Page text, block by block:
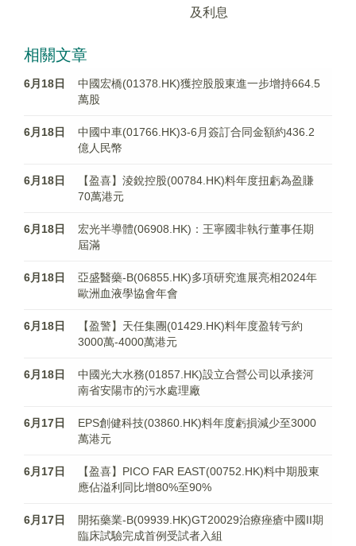
及利息
相關文章
6月18日
中國宏橋(01378.HK)獲控股股東進一步增持664.5
萬股
6月18日
中國中車(01766.HK)3-6月簽訂合同金額約436.2
億人民幣
6月18日
【盈喜】淩銳控股(00784.HK)料年度扭虧為盈賺
70萬港元
6月18日
宏光半導體(06908.HK)：王寧國非執行董事任期
屆滿
6月18日
亞盛醫藥-B(06855.HK)多項研究進展亮相2024年
歐洲血液學協會年會
6月18日
【盈警】天任集團(01429.HK)料年度盈转亏約
3000萬-4000萬港元
6月18日
中國光大水務(01857.HK)設立合營公司以承接河
南省安陽市的污水處理廠
6月17日
EPS創健科技(03860.HK)料年度虧損減少至3000
萬港元
6月17日
【盈喜】PICO FAR EAST(00752.HK)料中期股東
應佔溢利同比增80%至90%
6月17日
開拓藥業-B(09939.HK)GT20029治療痤瘡中國II期
臨床試驗完成首例受試者入組